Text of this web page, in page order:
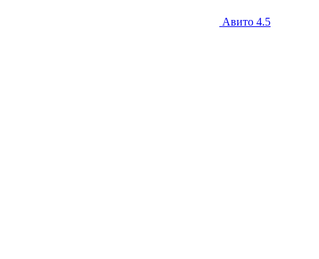
Авито 4.5